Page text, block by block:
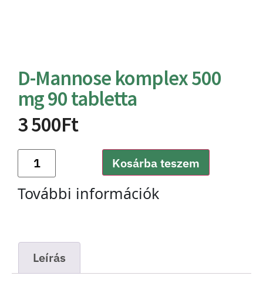
D-Mannose komplex 500
mg 90 tabletta
3 500Ft
Kosárba teszem
További információk
Leírás